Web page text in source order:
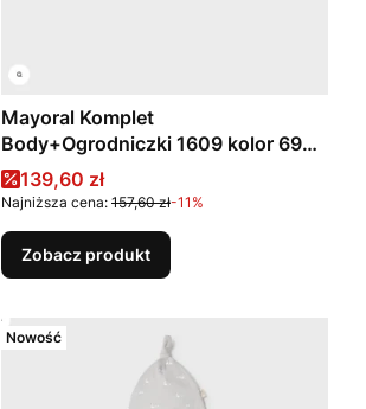
Mayoral Komplet
Body+Ogrodniczki 1609 kolor 69
Topo
Cena promocyjna
139,60 zł
Najniższa cena: 157,60 zł-11%
Zobacz produkt
Nowość